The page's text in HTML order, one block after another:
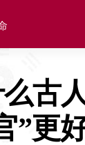
古
”更